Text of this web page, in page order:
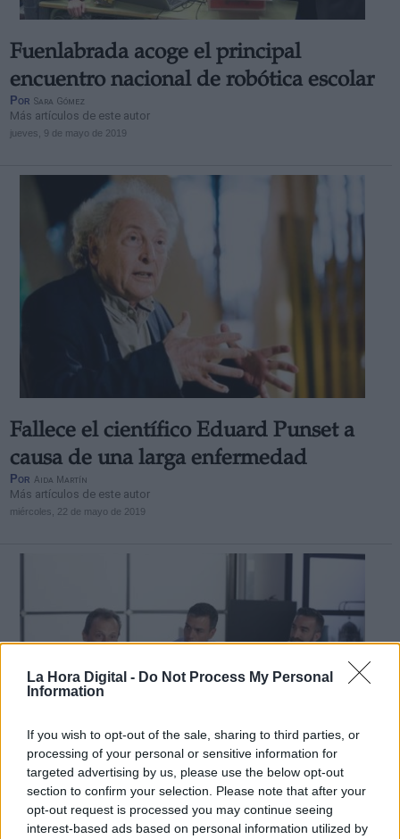
La Hora Digital - Do Not Process My Personal
Information
If you wish to opt-out of the sale, sharing to third parties, or
processing of your personal or sensitive information for
targeted advertising by us, please use the below opt-out
section to confirm your selection. Please note that after your
opt-out request is processed you may continue seeing
interest-based ads based on personal information utilized by
Fuenlabrada acoge el principal
encuentro nacional de robótica escolar
Por Sara Gómez
Más artículos de este autor
jueves, 9 de mayo de 2019
Fallece el científico Eduard Punset a
causa de una larga enfermedad
Por Aida Martín
Más artículos de este autor
miércoles, 22 de mayo de 2019
Sánchez se reúne con representantes